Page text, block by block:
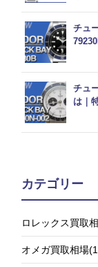
チュ
チュ
は｜
カテゴリー
ロレックス買取
オメガ買取相場